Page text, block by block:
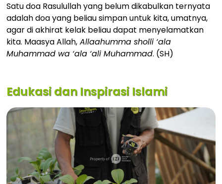
Satu doa Rasulullah yang belum dikabulkan ternyata
adalah doa yang beliau simpan untuk kita, umatnya,
agar di akhirat kelak beliau dapat menyelamatkan
kita. Maasya Allah, Allaahumma sholli ‘ala
Muhammad wa ‘ala ‘ali Muhammad. (SH)
Edukasi dan Inspirasi Islami